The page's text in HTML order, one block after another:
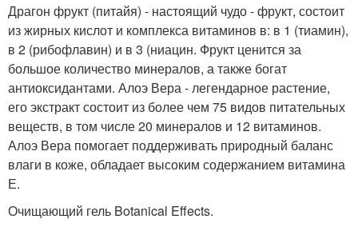
Драгон фрукт (питайя) - настоящий чудо - фрукт, состоит
из жирных кислот и комплекса витаминов в: в 1 (тиамин),
в 2 (рибофлавин) и в 3 (ниацин. Фрукт ценится за
большое количество минералов, а также богат
антиоксидантами. Алоэ Вера - легендарное растение,
его экстракт состоит из более чем 75 видов питательных
веществ, в том числе 20 минералов и 12 витаминов.
Алоэ Вера помогает поддерживать природный баланс
влаги в коже, обладает высоким содержанием витамина
Е.
Очищающий гель Botanical Effects.